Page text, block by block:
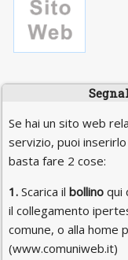
Se hai un sito web
servizio, puoi inserirlo
basta fare 2 cose:
1.Scarica il bollinoqui
il collegamento
comune, o alla home
(www.comuniweb.it)